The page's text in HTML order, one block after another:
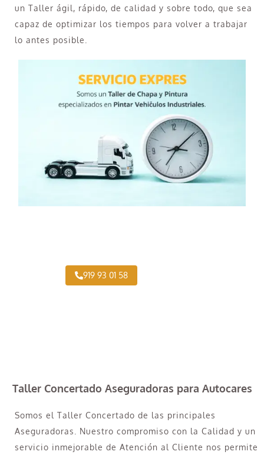
un Taller ágil, rápido, de calidad y sobre todo, que sea
capaz de optimizar los tiempos para volver a trabajar
lo antes posible.
919 93 01 58
Taller Concertado Aseguradoras para Autocares
Somos el Taller Concertado de las principales
Aseguradoras. Nuestro compromiso con la Calidad y un
servicio inmejorable de Atención al Cliente nos permite